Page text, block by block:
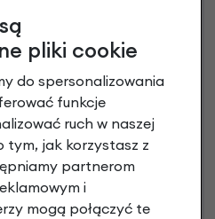
0%
nie płacisz
60 miesięcy
szczegóły
pliki cookie
do spersonalizowania
funkcje
ruch w naszej
tym, jak korzystasz z
partnerom
i
mogą połączyć te